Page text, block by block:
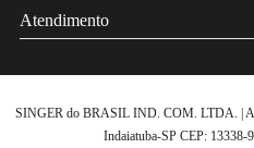
Atendimento
SINGER do BRASIL IND. COM. LTDA. |
Indaiatuba-SP CEP: 13338-